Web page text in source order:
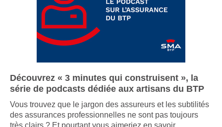
Découvrez « 3 minutes qui construisent », la
série de podcasts dédiée aux artisans du BTP
Vous trouvez que le jargon des assureurs et les subtilités
des assurances professionnelles ne sont pas toujours